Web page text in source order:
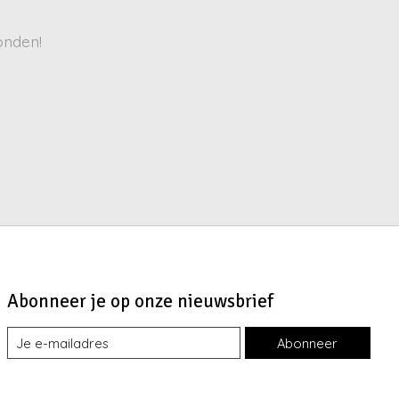
Abonneer je op onze nieuwsbrief
Abonneer